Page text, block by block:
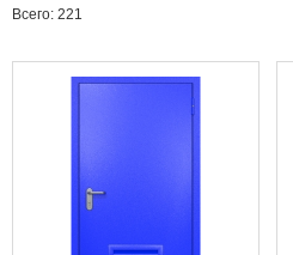
Всего: 221